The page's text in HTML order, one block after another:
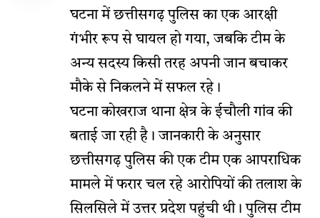
घटना में छत्तीसगढ़ पुलिस का एक आरक्षी
गंभीर रूप से घायल हो गया, जबकि टीम के
अन्य सदस्य किसी तरह अपनी जान बचाकर
मौके से निकलने में सफल रहे।
घटना कोखराज थाना क्षेत्र के ईचौली गांव की
बताई जा रही है। जानकारी के अनुसार
छत्तीसगढ़ पुलिस की एक टीम एक आपराधिक
मामले में फरार चल रहे आरोपियों की तलाश के
सिलसिले में उत्तर प्रदेश पहुंची थी। पुलिस टीम